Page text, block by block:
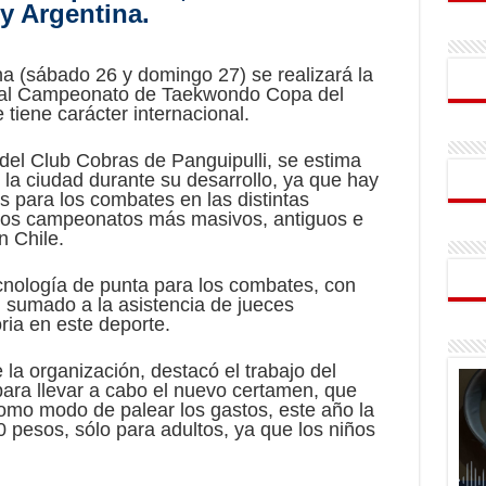
Argentina.
(sábado 26 y domingo 27) se realizará la
Campeonato de Taekwondo Copa del
carácter internacional.
Club Cobras de Panguipulli, se estima
ciudad durante su desarrollo, ya que hay
para los combates en las distintas
campeonatos más masivos, antiguos e
Chile.
de punta para los combates, con
a la asistencia de jueces
en este deporte.
organización, destacó el trabajo del
llevar a cabo el nuevo certamen, que
modo de palear los gastos, este año la
pesos, sólo para adultos, ya que los niños